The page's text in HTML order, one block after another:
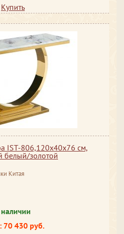
Купить
IST-806,120х40х76 см,
белый/золотой
Китая
наличии
70 430 руб.